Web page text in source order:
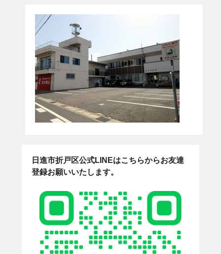
日進市折戸区公式LINEはこちらからお友達
登録お願いいたします。